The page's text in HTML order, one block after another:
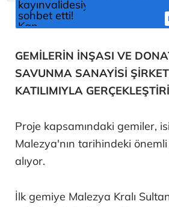
GEMİLERİN İNŞASI VE
SAVUNMA SANAYİSİ
KATILIMIYLA
Proje kapsamındaki gemiler,
Malezya'nın tarihindeki
alıyor.
İlk gemiye Malezya Kralı